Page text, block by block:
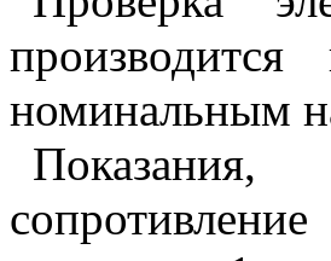
номинальным